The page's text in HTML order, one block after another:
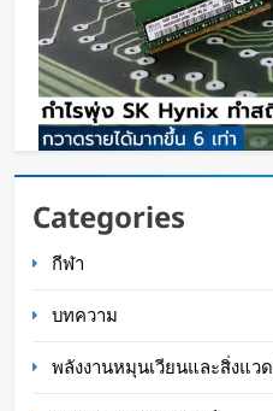
กำไรพุ่ง SK Hynix ทำสถิ
ขึ้น 6 เท่า
Categories
กีฬา
บทความ
พลังงานหมุนเวียนและสิ่งแว